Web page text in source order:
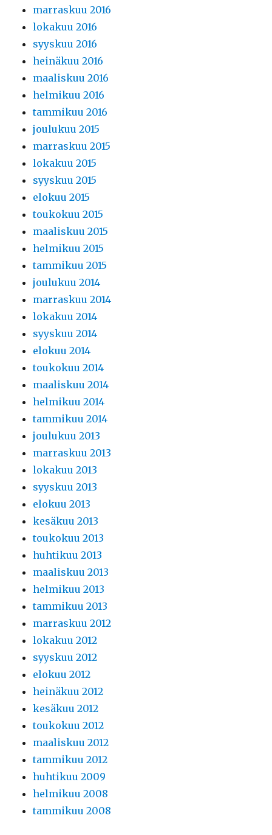
marraskuu 2016
lokakuu 2016
syyskuu 2016
heinäkuu 2016
maaliskuu 2016
helmikuu 2016
tammikuu 2016
joulukuu 2015
marraskuu 2015
lokakuu 2015
syyskuu 2015
elokuu 2015
toukokuu 2015
maaliskuu 2015
helmikuu 2015
tammikuu 2015
joulukuu 2014
marraskuu 2014
lokakuu 2014
syyskuu 2014
elokuu 2014
toukokuu 2014
maaliskuu 2014
helmikuu 2014
tammikuu 2014
joulukuu 2013
marraskuu 2013
lokakuu 2013
syyskuu 2013
elokuu 2013
kesäkuu 2013
toukokuu 2013
huhtikuu 2013
maaliskuu 2013
helmikuu 2013
tammikuu 2013
marraskuu 2012
lokakuu 2012
syyskuu 2012
elokuu 2012
heinäkuu 2012
kesäkuu 2012
toukokuu 2012
maaliskuu 2012
tammikuu 2012
huhtikuu 2009
helmikuu 2008
tammikuu 2008